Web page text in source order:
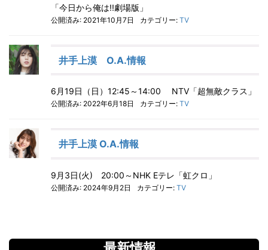
「今日から俺は!!劇場版」
公開済み: 2021年10月7日 カテゴリー: TV
井手上漠 O.A.情報
6月19日（日）12:45～14:00 NTV「超無敵クラス」
公開済み: 2022年6月18日 カテゴリー: TV
井手上漠 O.A.情報
9月3日(火) 20:00～NHK Eテレ「虹クロ」
公開済み: 2024年9月2日 カテゴリー: TV